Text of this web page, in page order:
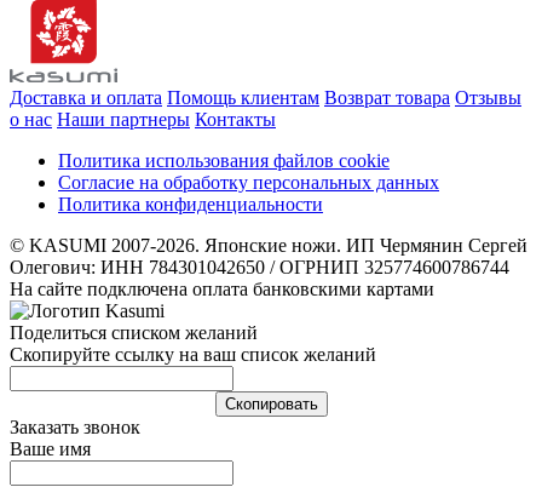
Доставка и оплата Помощь клиентам Возврат товара Отзывы
о нас Наши партнеры Контакты
Политика использования файлов cookie
Согласие на обработку персональных данных
Политика конфиденциальности
© KASUMI 2007-2026. Японские ножи. ИП Чермянин Сергей
Олегович: ИНН 784301042650 / ОГРНИП 325774600786744
На сайте подключена оплата банковскими картами
Поделиться списком желаний
Скопируйте ссылку на ваш список желаний
Cкопировать
Заказать звонок
Ваше имя